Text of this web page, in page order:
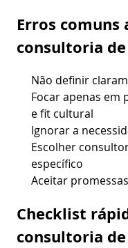
Erros comuns
consultoria
Não definir
Focar apenas em
e fit cultural
Ignorar a
Escolher
específico
Aceitar
Checklist
consultoria